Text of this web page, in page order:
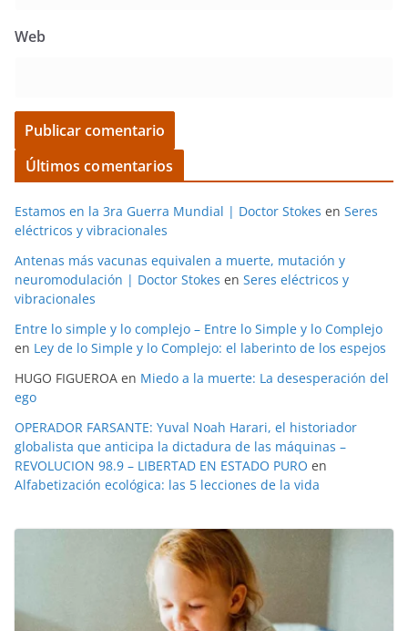
Web
Últimos comentarios
Estamos en la 3ra Guerra Mundial | Doctor Stokes en Seres
eléctricos y vibracionales
Antenas más vacunas equivalen a muerte, mutación y
neuromodulación | Doctor Stokes en Seres eléctricos y
vibracionales
Entre lo simple y lo complejo – Entre lo Simple y lo Complejo
en Ley de lo Simple y lo Complejo: el laberinto de los espejos
HUGO FIGUEROA en Miedo a la muerte: La desesperación del
ego
OPERADOR FARSANTE: Yuval Noah Harari, el historiador
globalista que anticipa la dictadura de las máquinas –
REVOLUCION 98.9 – LIBERTAD EN ESTADO PURO en
Alfabetización ecológica: las 5 lecciones de la vida